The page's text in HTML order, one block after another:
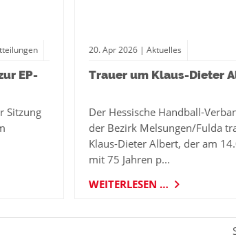
EP-
Sitzung
20.Apr2026 | Aktuelles
Trauer um Klaus-Dieter
Der Hessische Handball-
der Bezirk Melsungen/Fulda
Klaus-Dieter Albert, der am
mit 75 Jahren p...
WEITERLESEN …